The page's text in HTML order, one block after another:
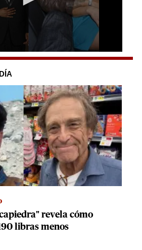
revela cómo
libras menos